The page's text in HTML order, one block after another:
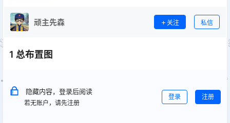
顽主先森 关注 私信
1 总布置图
隐藏内容，登录后阅读
若无账户，请先注册
登录 注册